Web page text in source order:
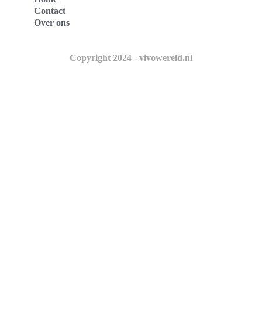
Contact
Over ons
Copyright 2024 - vivowereld.nl